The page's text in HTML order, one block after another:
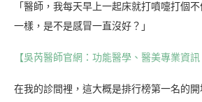
「醫師，我每天早上一起床就打噴嚏打個
一樣，是不是感冒一直沒好？」
【吳芮醫師官網：功能醫學、醫美專業資訊
在我的診間裡，這大概是排行榜第一名的